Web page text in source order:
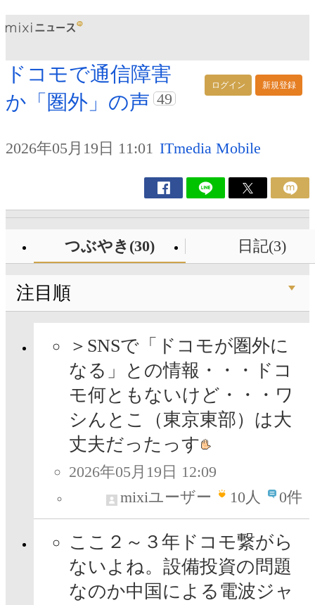
ログイン 新規登録
ドコモで通信障害
か「圏外」の声 49
2026年05月19日 11:01 ITmedia Mobile
つぶやき(30) 日記(3)
注目順
＞SNSで「ドコモが圏外に
なる」との情報・・・ドコ
モ何ともないけど・・・ワ
シんとこ（東京東部）は大
丈夫だったっす
2026年05月19日 12:09
mixiユーザー
10人 0件
ここ２～３年ドコモ繋がら
ないよね。設備投資の問題
なのか中国による電波ジャ